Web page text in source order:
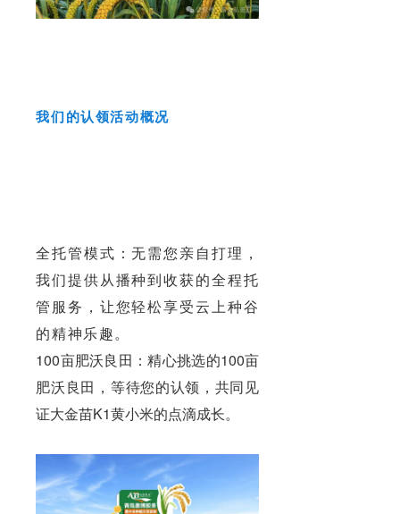
我们的认领活动概况
全托管模式：无需您亲自打理，
我们提供从播种到收获的全程托
管服务，让您轻松享受云上种谷
的精神乐趣。
100亩肥沃良田：精心挑选的100亩
肥沃良田，等待您的认领，共同见
证大金苗K1黄小米的点滴成长。